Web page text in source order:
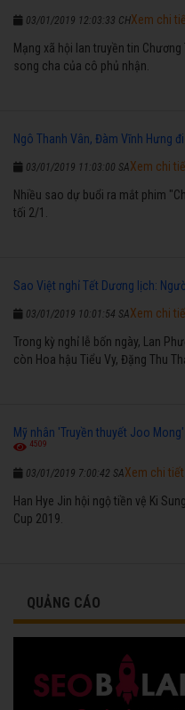
03/01/2019 12:03:33 CH
Mạng xã hội lan truyền tin
song cha của cô phủ nhận.
Xem chi
Ngô Thanh Vân, Đàm Vĩnh Hưng
03/01/2019 11:03:00 SA
Nhiều sao dự buổi ra mắt phim
tối 2/1.
Xem chi
Sao Việt nghỉ Tết Dương lịch:
03/01/2019 10:01:54 SA
Trong kỳ nghỉ lễ bốn ngày, Lan
còn Hoa hậu Tiểu Vy, Đặng Thu
Xem chi
Mỹ nhân 'Truyền thuyết Joo
4509
03/01/2019 7:00:42 SA
Han Hye Jin hội ngộ tiền vệ Ki
Cup 2019.
Xem chi tiết
QUẢNG CÁO